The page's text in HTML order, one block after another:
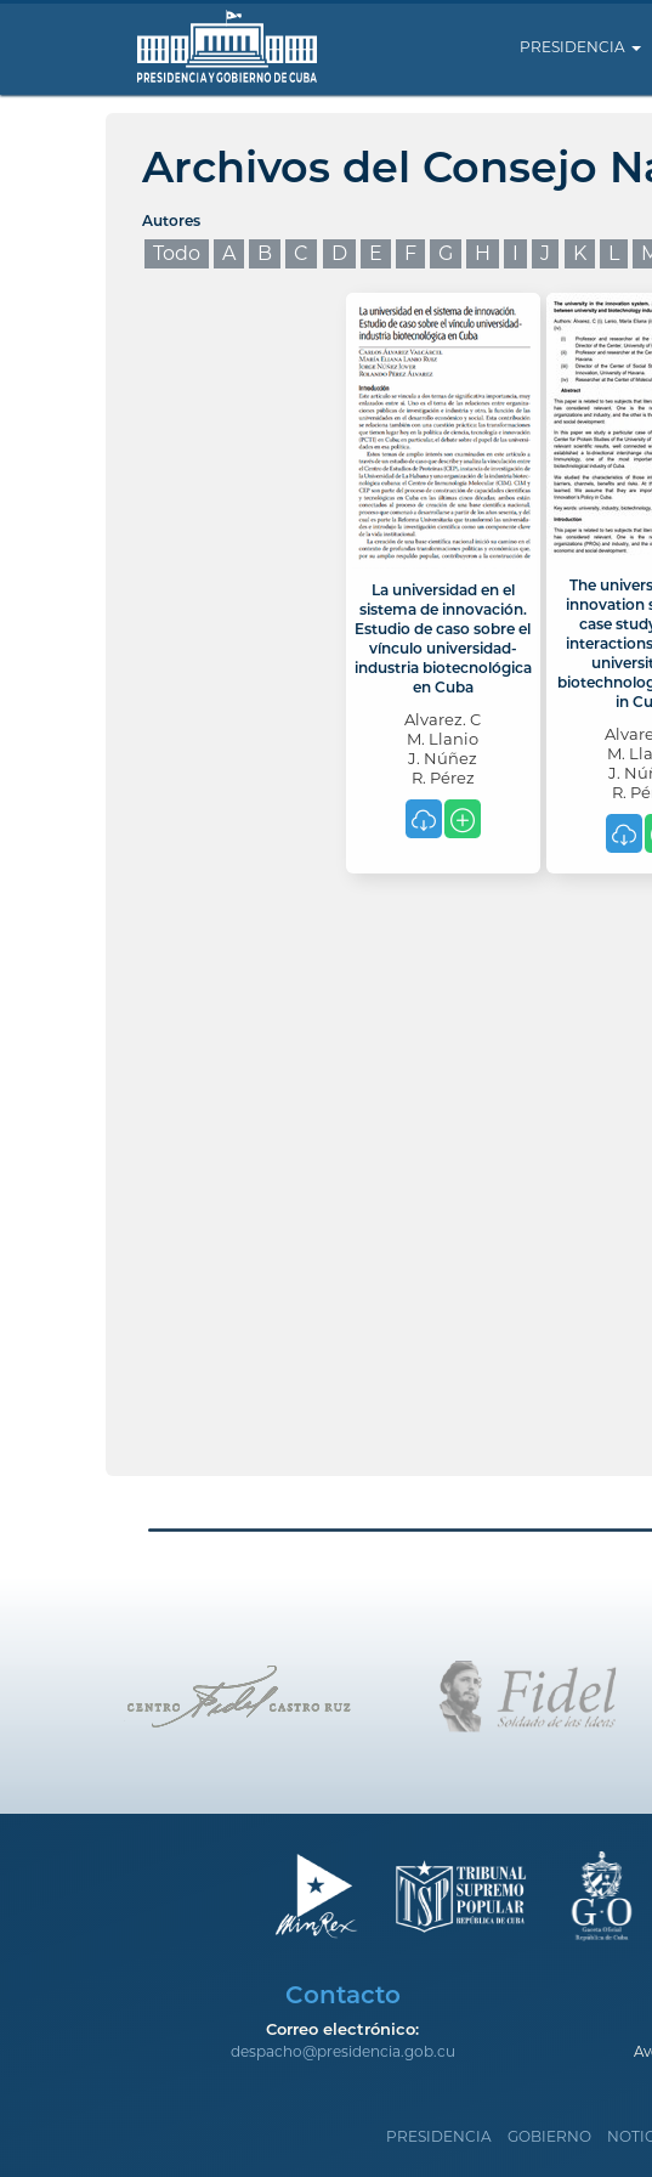
PRESIDENCIA
Archivos del Consejo
Autores
Todo A B C D E F G H I J K L
La universidad en el
sistema de innovación.
Estudio de caso sobre el
vínculo universidad-
industria biotecnológica
en Cuba
Alvarez. C
M. Llanio
J. Núñez
R. Pérez
The
innovation
case
in
M.
J.
R.
Contacto
Correo electrónico:
despacho@presidencia.gob.cu
PRESIDENCIA GOBIERNO